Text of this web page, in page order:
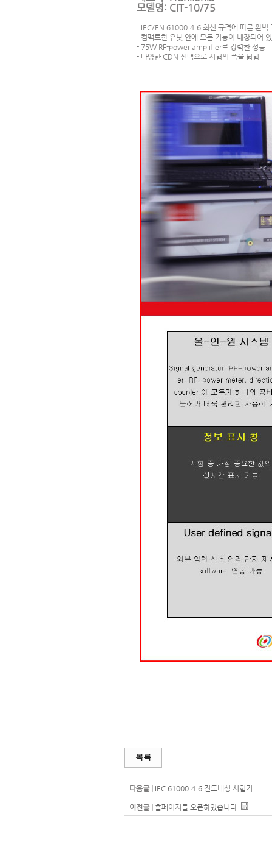
모델명: CIT-10/75
- IEC/EN 61000-4-6 최신 규격에 따른 완벽
- 컴팩트한 유닛 안에 모든 기능이 내장되어
- 75W RF-power amplifier로 강력한 성능
- 다양한 CDN 선택으로 시험의 폭을 넓힘
목록
다음글 | IEC 61000-4-6 전도내성 시험기
이전글 | 홈페이지를 오픈하였습니다.